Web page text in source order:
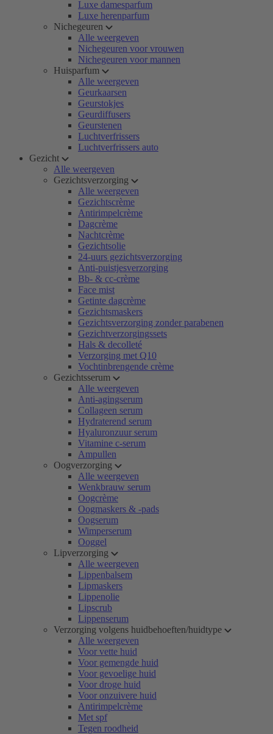
Luxe damesparfum
Luxe herenparfum
Nichegeuren
Alle weergeven
Nichegeuren voor vrouwen
Nichegeuren voor mannen
Huisparfum
Alle weergeven
Geurkaarsen
Geurstokjes
Geurdiffusers
Geurstenen
Luchtverfrissers
Luchtverfrissers auto
Gezicht
Alle weergeven
Gezichtsverzorging
Alle weergeven
Gezichtscrème
Antirimpelcrème
Dagcrème
Nachtcrème
Gezichtsolie
24-uurs gezichtsverzorging
Anti-puistjesverzorging
Bb- & cc-crème
Face mist
Getinte dagcrème
Gezichtsmaskers
Gezichtsverzorging zonder parabenen
Gezichtverzorgingssets
Hals & decolleté
Verzorging met Q10
Vochtinbrengende crème
Gezichtsserum
Alle weergeven
Anti-agingserum
Collageen serum
Hydraterend serum
Hyaluronzuur serum
Vitamine c-serum
Ampullen
Oogverzorging
Alle weergeven
Wenkbrauw serum
Oogcrème
Oogmaskers & -pads
Oogserum
Wimperserum
Ooggel
Lipverzorging
Alle weergeven
Lippenbalsem
Lipmaskers
Lippenolie
Lipscrub
Lippenserum
Verzorging volgens huidbehoeften/huidtype
Alle weergeven
Voor vette huid
Voor gemengde huid
Voor gevoelige huid
Voor droge huid
Voor onzuivere huid
Antirimpelcrème
Met spf
Tegen roodheid